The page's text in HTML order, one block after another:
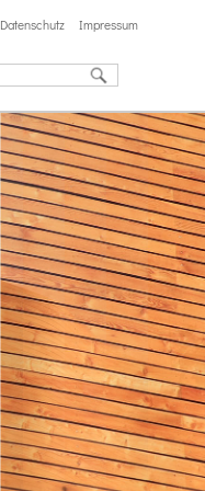
Datenschutz Impressum